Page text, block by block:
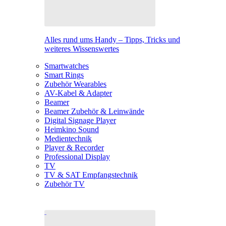
Alles rund ums Handy – Tipps, Tricks und
weiteres Wissenswertes
Smartwatches
Smart Rings
Zubehör Wearables
AV-Kabel & Adapter
Beamer
Beamer Zubehör & Leinwände
Digital Signage Player
Heimkino Sound
Medientechnik
Player & Recorder
Professional Display
TV
TV & SAT Empfangstechnik
Zubehör TV